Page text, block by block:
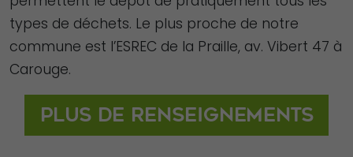
types de déchets. Le plus proche de notre
commune est l’ESREC de la Praille, av. Vibert 47 à
Carouge.
Plus de renseignements
offres
personnalisés.